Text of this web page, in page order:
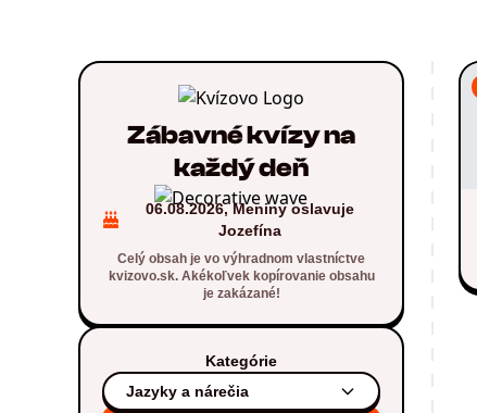
Zábavné kvízy na
každý deň
06.08.2026, Meniny oslavuje
Jozefína
Celý obsah je vo výhradnom vlastníctve
kvizovo.sk. Akékoľvek kopírovanie obsahu
je zakázané!
Kategórie
Jazyky a nárečia